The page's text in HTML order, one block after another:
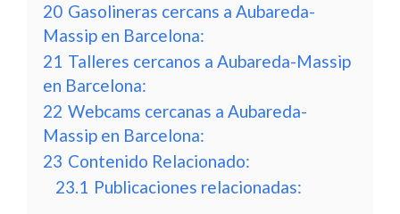
20 Gasolineras cercans a Aubareda-
Massip en Barcelona:
21 Talleres cercanos a Aubareda-Massip
en Barcelona:
22 Webcams cercanas a Aubareda-
Massip en Barcelona:
23 Contenido Relacionado:
23.1 Publicaciones relacionadas: